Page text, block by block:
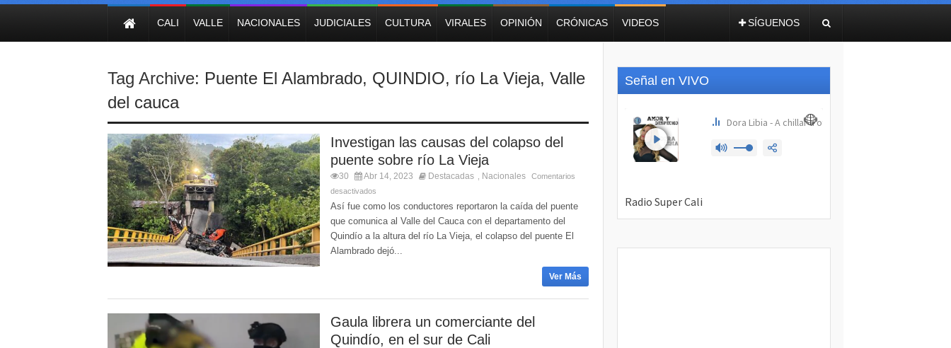
NOTICIAS
CALI VALLE NACIONALES JUDICIALES CULTURA VIRALES OPINIÓN CRÓNICAS VIDEOS SÍGUENOS
Tag Archive: Puente El Alambrado, QUINDIO, río La Vieja, Valle
del cauca
Investigan las causas del colapso del
puente sobre río La Vieja
30 Abr 14, 2023 Destacadas Nacionales
Comentarios
desactivados
Así fue como los conductores reportaron la caída del puente
que comunica al Valle del Cauca con el departamento del
Quindío a la altura del río La Vieja, el colapso del puente El
Alambrado dejó...
Ver Más
Gaula librera un comerciante del
Quindío, en el sur de Cali
Señal en VIVO